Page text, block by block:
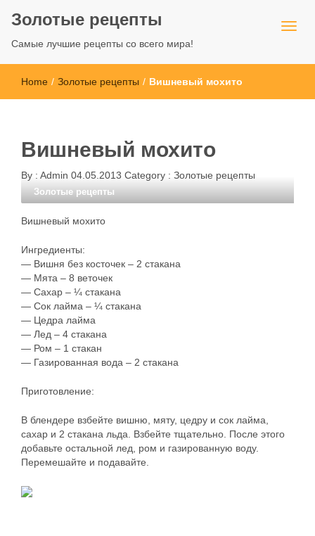
Золотые рецепты
Самые лучшие рецепты со всего мира!
Home / Золотые рецепты / Вишневый мохито
Вишневый мохито
By : Admin 04.05.2013 Category : Золотые рецепты
Золотые рецепты
Вишневый мохито
Ингредиенты:
— Вишня без косточек – 2 стакана
— Мята – 8 веточек
— Сахар – ¼ стакана
— Сок лайма – ¼ стакана
— Цедра лайма
— Лед – 4 стакана
— Ром – 1 стакан
— Газированная вода – 2 стакана
Приготовление:
В блендере взбейте вишню, мяту, цедру и сок лайма,
сахар и 2 стакана льда. Взбейте тщательно. После этого
добавьте остальной лед, ром и газированную воду.
Перемешайте и подавайте.